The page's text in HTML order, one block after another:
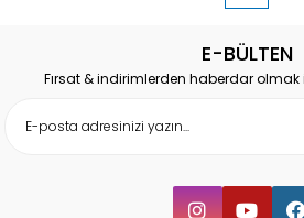
E-BÜLTEN
Fırsat & indirimlerden haberdar olmak